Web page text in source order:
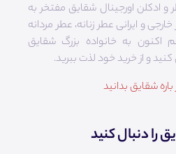
و ادکلن اورجینال شقایق مفتخر به
و ایرانی عطر زنانه، عطر مردانه
به خانواده بزرگ شقایق
و از خرید خود لذت ببرید.
شقایق بدانید
را دنبال کنید